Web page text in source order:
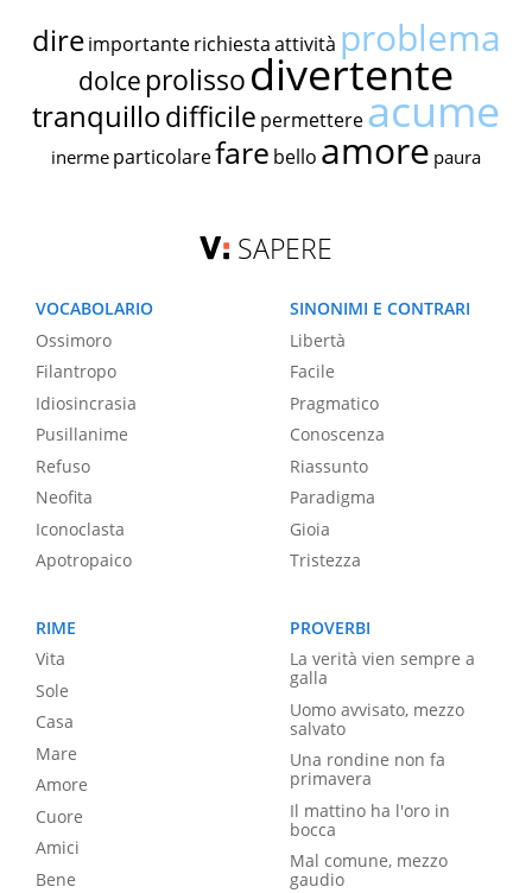
dire importante richiestaattività problema
dolce prolissodivertente
tranquillodifficile permettereacume
inerme particolarefare bello amore paura
SAPERE
VOCABOLARIO
Ossimoro
Filantropo
Idiosincrasia
Pusillanime
Refuso
Neofita
Iconoclasta
Apotropaico
SINONIMI E CONTRARI
Libertà
Facile
Pragmatico
Conoscenza
Riassunto
Paradigma
Gioia
Tristezza
RIME
Vita
Sole
Casa
Mare
Amore
Cuore
Amici
Bene
PROVERBI
La verità vien sempre a
galla
Uomo avvisato, mezzo
salvato
Una rondine non fa
primavera
Il mattino ha l'oro in
bocca
Mal comune, mezzo
gaudio